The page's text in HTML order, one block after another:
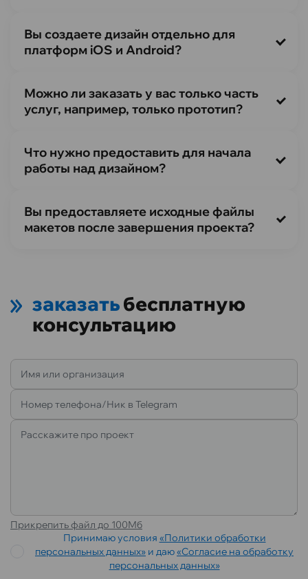
Вы создаете дизайн отдельно для
платформ iOS и Android?
Можно ли заказать у вас только часть
услуг, например, только прототип?
Что нужно предоставить для начала
работы над дизайном?
Вы предоставляете исходные файлы
макетов после завершения проекта?
заказатьбесплатную
консультацию
Прикрепить файл до 100Мб
Принимаю условия «Политики обработки
персональных данных» и даю«Согласие на обработку
персональных данных»